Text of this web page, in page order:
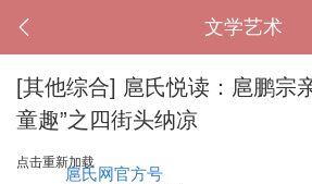
文学艺术
[其他综合] 扈氏悦读：扈鹏宗
童趣”之四街头纳凉
点击重新加载
扈氏网官方号